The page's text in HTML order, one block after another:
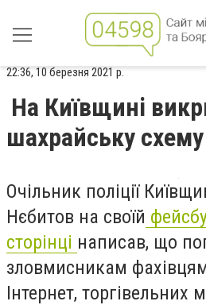
22:36, 10 березня 2021 р.
На Київщині
шахрайську
Очільник поліції
Нєбитов на своїй
сторінці написав, що
зловмисникам
Інтернет, торгівельних